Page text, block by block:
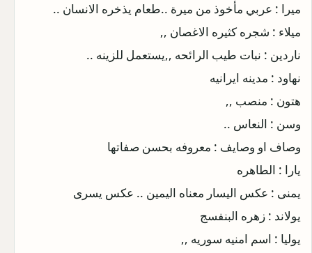
ميرا : عربي مأخوذ من ميرة ..طعام يذخره الانسان ..
ميلاء : شجره كثيره الاغصان ,,
ناردين : نبات طيب الرائحه ,,يستعمل للزينه ..
نهاود : مدينه ايرانيه
هتون : منصب ,,
وسن : النعاس ..
وصاف او وصايف : معروفه بحسن صفاتها
يارا : الطاهره
يمنى : عكس اليسار معناه اليمين .. عكس يسرى
يولاند : زهره البنفسج
يوليا : اسم امنيه سوريه ,,